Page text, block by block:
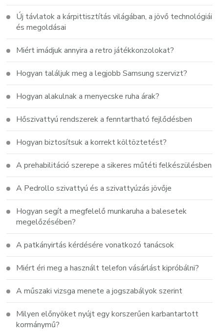
Új távlatok a kárpittisztítás világában, a jövő technológiái
és megoldásai
Miért imádjuk annyira a retro játékkonzolokat?
Hogyan találjuk meg a legjobb Samsung szervizt?
Hogyan alakulnak a menyecske ruha árak?
Hőszivattyú rendszerek a fenntartható fejlődésben
Hogyan biztosítsuk a korrekt költöztetést?
A prehabilitáció szerepe a sikeres műtéti felkészülésben
A Pedrollo szivattyú és a szivattyúzás jövője
Hogyan segít a megfelelő munkaruha a balesetek
megelőzésében?
A patkányirtás kérdésére vonatkozó tanácsok
Miért éri meg a használt telefon vásárlást kipróbálni?
A műszaki vizsga menete a jogszabályok szerint
Milyen előnyöket nyújt egy korszerűen karbantartott
kormánymű?